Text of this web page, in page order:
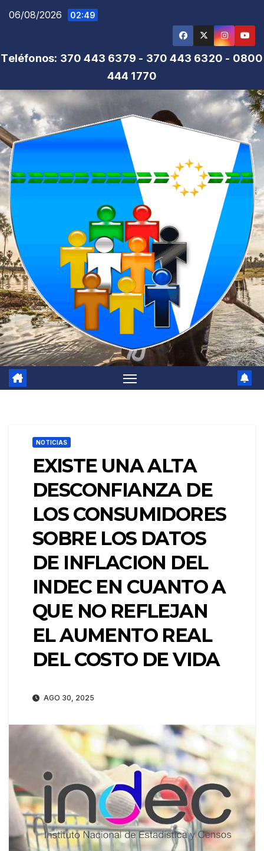
Saltar
06/08/2026 02:49
Teléfonos: 370 443 6379 - 370 443 6320 - 0800
444 1770
NOTICIAS
EXISTE UNA ALTA
DESCONFIANZA DE
LOS CONSUMIDORES
SOBRE LOS DATOS
DE INFLACION DEL
INDEC EN CUANTO A
QUE NO REFLEJAN
EL AUMENTO REAL
DEL COSTO DE VIDA
AGO 30, 2025